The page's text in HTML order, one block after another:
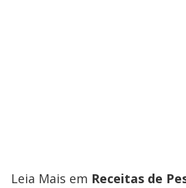
Leia Mais em Receitas de